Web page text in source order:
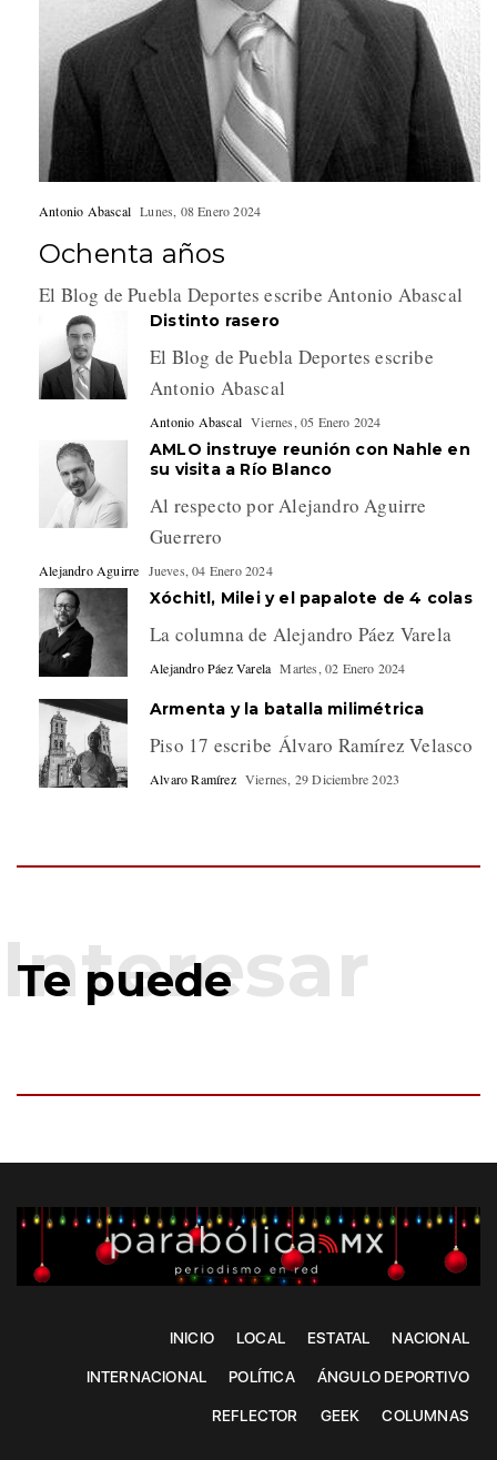
Antonio Abascal Lunes, 08 Enero 2024
Ochenta años
El Blog de Puebla Deportes escribe Antonio Abascal
Distinto rasero
El Blog de Puebla Deportes escribe
Antonio Abascal
Antonio Abascal Viernes, 05 Enero 2024
AMLO instruye reunión con Nahle en
su visita a Río Blanco
Al respecto por Alejandro Aguirre
Guerrero
Alejandro Aguirre Jueves, 04 Enero 2024
Xóchitl, Milei y el papalote de 4 colas
La columna de Alejandro Páez Varela
Alejandro Páez Varela Martes, 02 Enero 2024
Armenta y la batalla milimétrica
Piso 17 escribe Álvaro Ramírez Velasco
Alvaro Ramírez Viernes, 29 Diciembre 2023
Te puede
INICIO LOCAL ESTATAL NACIONAL
INTERNACIONAL POLÍTICA ÁNGULO DEPORTIVO
REFLECTOR GEEK COLUMNAS